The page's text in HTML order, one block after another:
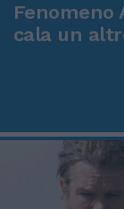
Fenomeno
cala un